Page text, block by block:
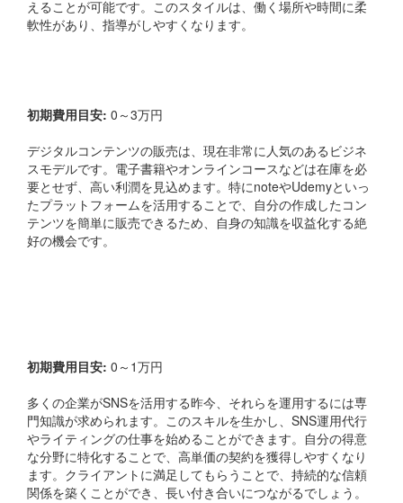
えることが可能です。このスタイルは、働く場所や時間に柔
軟性があり、指導がしやすくなります。
初期費用目安: 0～3万円
デジタルコンテンツの販売は、現在非常に人気のあるビジネ
スモデルです。電子書籍やオンラインコースなどは在庫を必
要とせず、高い利潤を見込めます。特にnoteやUdemyといっ
たプラットフォームを活用することで、自分の作成したコン
テンツを簡単に販売できるため、自身の知識を収益化する絶
好の機会です。
初期費用目安: 0～1万円
多くの企業がSNSを活用する昨今、それらを運用するには専
門知識が求められます。このスキルを生かし、SNS運用代行
やライティングの仕事を始めることができます。自分の得意
な分野に特化することで、高単価の契約を獲得しやすくなり
ます。クライアントに満足してもらうことで、持続的な信頼
関係を築くことができ、長い付き合いにつながるでしょう。